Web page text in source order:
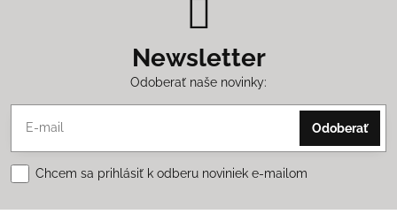
Newsletter
Odoberať naše novinky:
Odoberať
Chcem sa prihlásiť k odberu noviniek e-mailom